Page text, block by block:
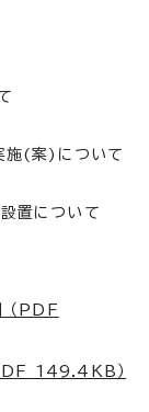
施(案)について
置について
（PDF
149.4KB）